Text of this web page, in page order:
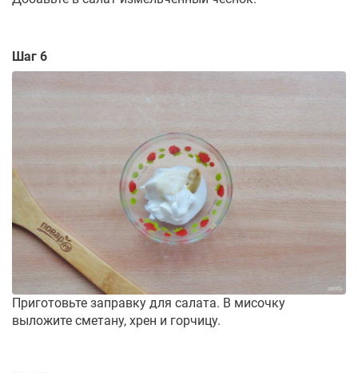
Шаг 6
Приготовьте заправку для салата. В мисочку
выложите сметану, хрен и горчицу.